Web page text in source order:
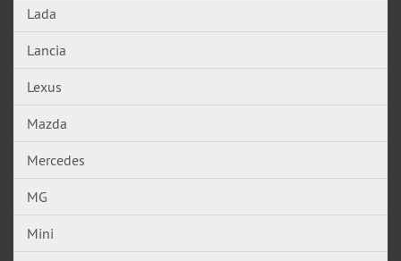
Lada
Lancia
Lexus
Mazda
Mercedes
MG
Mini